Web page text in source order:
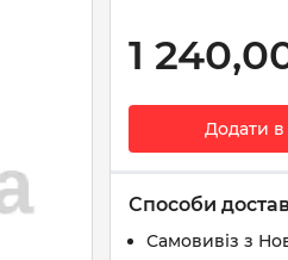
1
Додати
Способи
Самовивіз з